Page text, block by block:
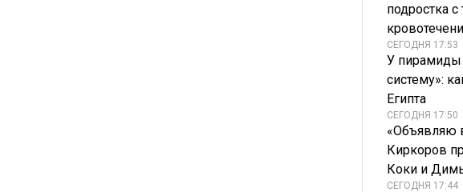
подростка
СЕГОДНЯ 17:53
У
систему»:
Египта
СЕГОДНЯ 17:50
«Объявляю
Киркоров
Коки и
СЕГОДНЯ 17:44